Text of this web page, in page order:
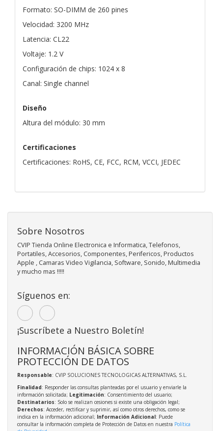
Formato: SO-DIMM de 260 pines
Velocidad: 3200 MHz
Latencia: CL22
Voltaje: 1.2 V
Configuración de chips: 1024 x 8
Canal: Single channel
Diseño
Altura del módulo: 30 mm
Certificaciones
Certificaciones: RoHS, CE, FCC, RCM, VCCI, JEDEC
Sobre Nosotros
CVIP Tienda Online Electronica e Informatica, Telefonos,
Portatiles, Accesorios, Componentes, Perifericos, Productos
Apple , Camaras Video Vigilancia, Software, Sonido, Multimedia
y mucho mas !!!!!
Síguenos en:
¡Suscríbete a Nuestro Boletín!
INFORMACIÓN BÁSICA SOBRE
PROTECCIÓN DE DATOS
Responsable: CVIP SOLUCIONES TECNOLOGICAS ALTERNATIVAS, S.L.
Finalidad: Responder las consultas planteadas por el usuario y enviarle la
información solicitada; Legitimación: Consentimiento del usuario;
Destinatarios: Solo se realizan cesiones si existe una obligación legal;
Derechos: Acceder, rectificar y suprimir, así como otros derechos, como se
indica en la información adicional; Información Adicional: Puede
consultar la información completa de Protección de Datos en nuestra Política